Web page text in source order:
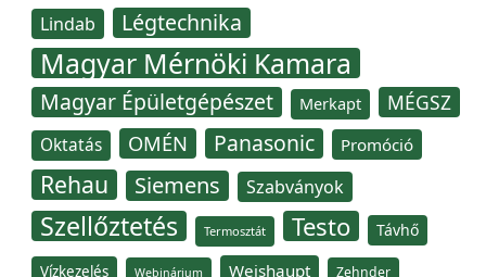
Lindab Légtechnika
Magyar Mérnöki Kamara
Magyar Épületgépészet Merkapt MÉGSZ
Oktatás OMÉN Panasonic Promóció
Rehau Siemens Szabványok
Szellőztetés Termosztát Testo Távhő
Vízkezelés Webinárium Weishaupt Zehnder